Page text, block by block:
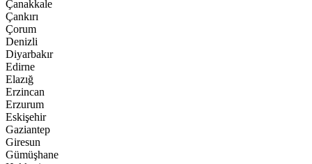
Çanakkale
Çankırı
Çorum
Denizli
Diyarbakır
Edirne
Elazığ
Erzincan
Erzurum
Eskişehir
Gaziantep
Giresun
Gümüşhane